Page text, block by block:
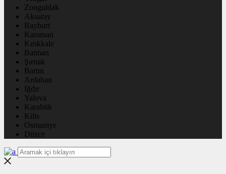
Zonguldak
Aksaray
Bayburt
Karaman
Kırıkkale
Batman
Şırnak
Bartın
Ardahan
Iğdır
Yalova
Karabük
Kilis
Osmaniye
Düzce